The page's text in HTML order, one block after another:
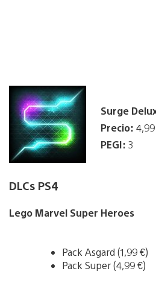
Surge
Precio:
PEGI: 3
DLCs PS4
Lego Marvel Super Heroes
Pack Asgard (1,99 €)
Pack Super (4,99 €)